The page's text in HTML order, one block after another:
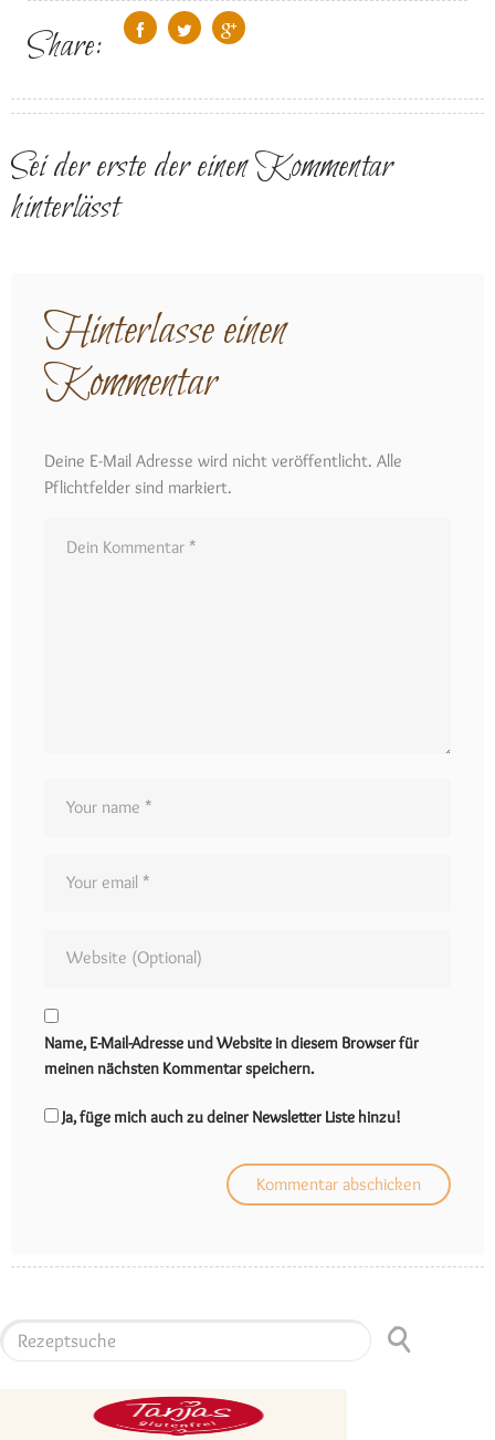
Share:
Sei der erste der einen Kommentar
hinterlässt
Hinterlasse einen
Kommentar
Deine E-Mail Adresse wird nicht veröffentlicht. Alle
Pflichtfelder sind markiert.
Name, E-Mail-Adresse und Website in diesem Browser für
meinen nächsten Kommentar speichern.
Ja, füge mich auch zu deiner Newsletter Liste hinzu!